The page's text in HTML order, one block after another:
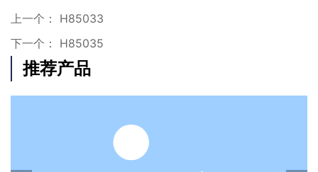
上一个： H85033
下一个： H85035
推荐产品